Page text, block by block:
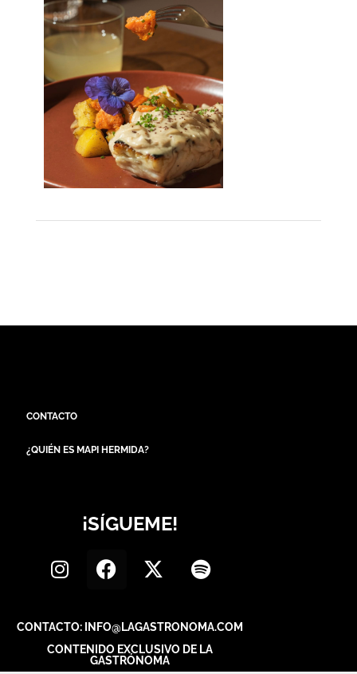
CONTACTO
¿QUIÉN ES MAPI HERMIDA?
¡SÍGUEME!
CONTACTO: INFO@LAGASTRONOMA.COM
CONTENIDO EXCLUSIVO DE LA
GASTRÓNOMA